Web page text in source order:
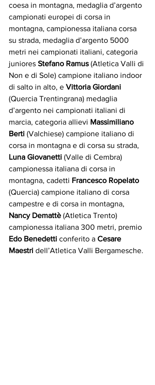
coesa in montagna, medaglia d’argento
campionati europei di corsa in
montagna, campionessa italiana corsa
su strada, medaglia d’argento 5000
metri nei campionati italiani, categoria
juniores Stefano Ramus (Atletica Valli di
Non e di Sole) campione italiano indoor
di salto in alto, e Vittoria Giordani
(Quercia Trentingrana) medaglia
d’argento nei campionati italiani di
marcia, categoria allievi Massimiliano
Berti (Valchiese) campione italiano di
corsa in montagna e di corsa su strada,
Luna Giovanetti (Valle di Cembra)
campionessa italiana di corsa in
montagna, cadetti Francesco Ropelato
(Quercia) campione italiano di corsa
campestre e di corsa in montagna,
Nancy Demattè (Atletica Trento)
campionessa italiana 300 metri, premio
Edo Benedetti conferito a Cesare
Maestri dell’Atletica Valli Bergamesche.